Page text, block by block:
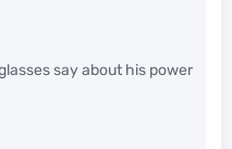
say about his power